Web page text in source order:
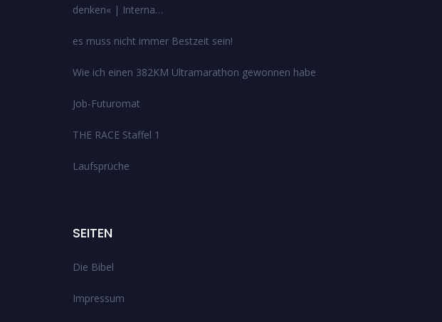
denken« | Interna…
es muss nicht immer Bestzeit sein!
Wie ich einen 382KM Ultramarathon gewonnen habe
Job-Futuromat
THE RACE Staffel 1
Laufsprüche
SEITEN
Die Bibel
Impressum